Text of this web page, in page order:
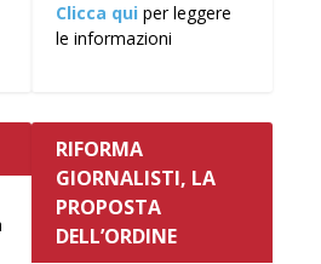
Clicca qui per leggere
le informazioni
RIFORMA
GIORNALISTI, LA
PROPOSTA
DELL’ORDINE